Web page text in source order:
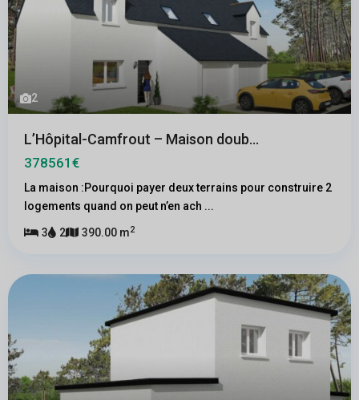
2
L’Hôpital-Camfrout – Maison doub...
378561€
La maison :Pourquoi payer deux terrains pour construire 2
logements quand on peut n’en ach ...
3 2 390.00 m2